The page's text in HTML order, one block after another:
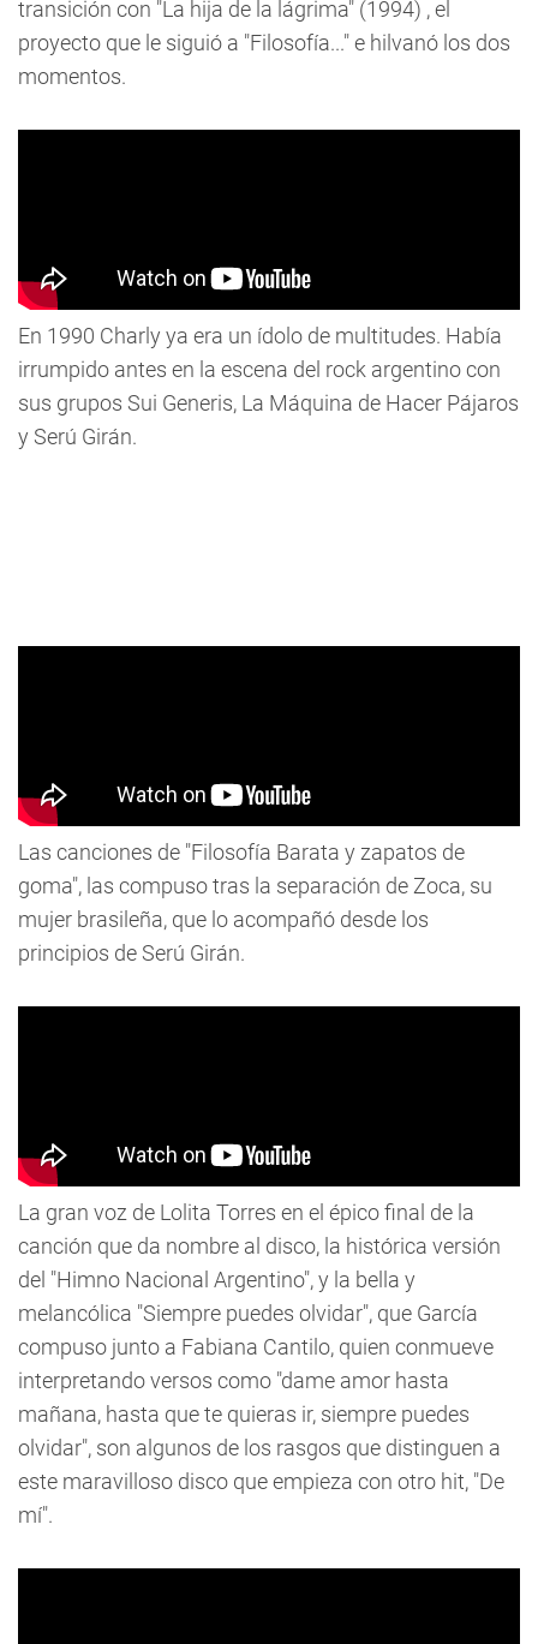
transición con "La hija de la lágrima" (1994) , el
proyecto que le siguió a "Filosofía..." e hilvanó los dos
momentos.
En 1990 Charly ya era un ídolo de multitudes. Había
irrumpido antes en la escena del rock argentino con
sus grupos Sui Generis, La Máquina de Hacer Pájaros
y Serú Girán.
Las canciones de "Filosofía Barata y zapatos de
goma", las compuso tras la separación de Zoca, su
mujer brasileña, que lo acompañó desde los
principios de Serú Girán.
La gran voz de Lolita Torres en el épico final de la
canción que da nombre al disco, la histórica versión
del "Himno Nacional Argentino", y la bella y
melancólica "Siempre puedes olvidar", que García
compuso junto a Fabiana Cantilo, quien conmueve
interpretando versos como "dame amor hasta
mañana, hasta que te quieras ir, siempre puedes
olvidar", son algunos de los rasgos que distinguen a
este maravilloso disco que empieza con otro hit, "De
mí".